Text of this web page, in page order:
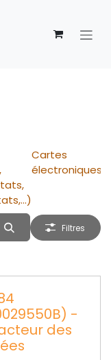
Cartes
électroniques
Filtres
-
des